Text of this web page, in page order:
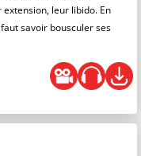
leur libido. En
savoir bousculer ses